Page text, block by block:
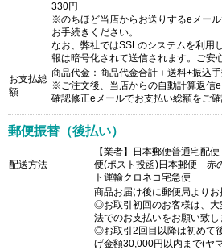
330円
※のちほど当店からお送りするeメー
お手続きください。
なお、弊社ではSSLのシステムを利用
報は暗号化されて送信されます。ご安
お支払総
額
商品代金：商品代金合計＋送料+振込
※ご注文後、当店からの自動計算返信
確認修正eメールでお支払い総額をご確
郵便振替（後払い）
配送方法
【業者】日本郵便普通宅
便(ポスト投函)日本郵便 赤
ト運輸クロネコ宅急便
商品お届け後に郵便局より
◎お取引初回のお客様は、大
法でのお支払いをお願い致し
◎お取引2回目以降は初めて
げ金額30,000円以内まで(ヤ